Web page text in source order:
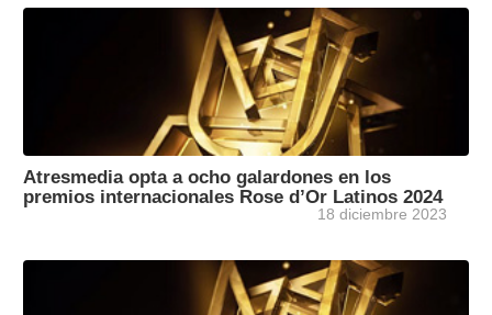
Atresmedia opta a ocho galardones en los
premios internacionales Rose d’Or Latinos 2024
18 diciembre 2023